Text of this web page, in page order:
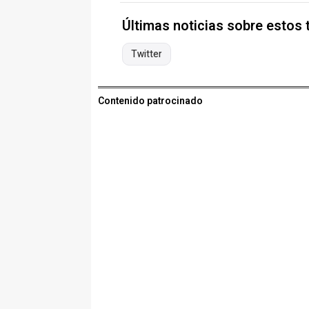
Últimas noticias sobre estos
Twitter
Contenido patrocinado